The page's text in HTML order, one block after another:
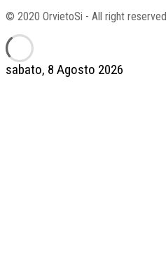
sabato, 8 Agosto 2026
© 2020 OrvietoSi - All right reserved